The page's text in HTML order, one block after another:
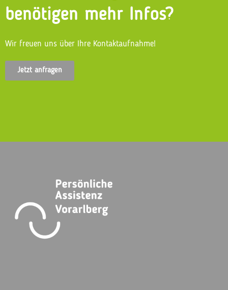
benötigen mehr Infos?
Wir freuen uns über Ihre Kontaktaufnahme!
Jetzt anfragen